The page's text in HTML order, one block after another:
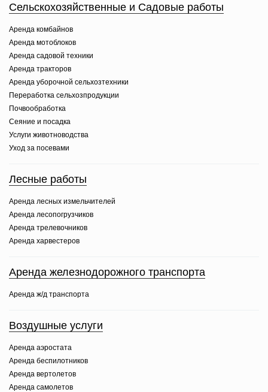
Сельскохозяйственные и Садовые работы
Аренда комбайнов
Аренда мотоблоков
Аренда садовой техники
Аренда тракторов
Аренда уборочной сельхозтехники
Переработка сельхозпродукции
Почвообработка
Сеяние и посадка
Услуги животноводства
Уход за посевами
Лесные работы
Аренда лесных измельчителей
Аренда лесопогрузчиков
Аренда трелевочников
Аренда харвестеров
Аренда железнодорожного транспорта
Аренда ж/д транспорта
Воздушные услуги
Аренда аэростата
Аренда беспилотников
Аренда вертолетов
Аренда самолетов